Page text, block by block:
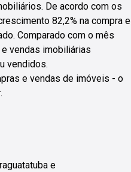
De acordo com os
82,2% na compra e
Comparado com o mês
vendas imobiliárias
vendidos.
e vendas de imóveis - o
e